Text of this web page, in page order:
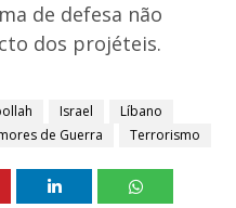
de defesa não
dos projéteis.
Israel
Líbano
de Guerra Terrorismo